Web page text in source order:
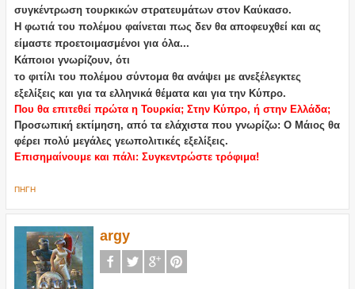
συγκέντρωση τουρκικών στρατευμάτων στον Καύκασο.
Η φωτιά του πολέμου φαίνεται πως δεν θα αποφευχθεί και ας
είμαστε προετοιμασμένοι για όλα...
Κάποιοι γνωρίζουν, ότι
το φιτίλι του πολέμου σύντομα θα ανάψει με ανεξέλεγκτες
εξελίξεις και για τα ελληνικά θέματα και για την Κύπρο.
Που θα επιτεθεί πρώτα η Τουρκία; Στην Κύπρο, ή στην Ελλάδα;
Προσωπική εκτίμηση, από τα ελάχιστα που γνωρίζω: Ο Μάιος θα
φέρει πολύ μεγάλες γεωπολιτικές εξελίξεις.
Επισημαίνουμε και πάλι: Συγκεντρώστε τρόφιμα!
ΠΗΓΗ
argy